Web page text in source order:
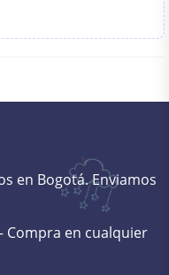
en Bogotá. Enviamos
Compra en cualquier